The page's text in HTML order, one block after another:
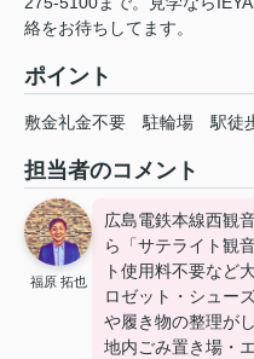
絡をお待ちしてます。
ポイント
敷金礼金不要 駐輪場 駅徒
担当者のコメント
福原 拓也
広島電鉄本線西観
ら「サテライト観
ト使用料不要など
ロゼット・シュー
や履き物の整理が
地内ごみ置き場・